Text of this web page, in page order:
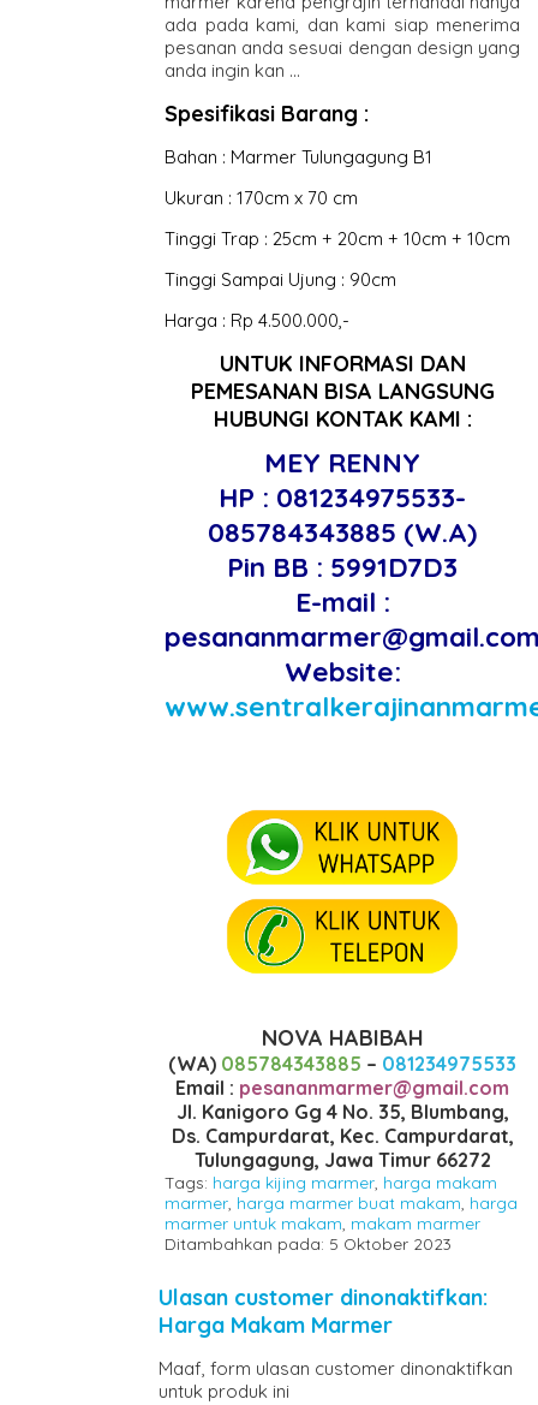
ada pada kami, dan kami siap menerima
pesanan anda sesuai dengan design yang
anda ingin kan …
Spesifikasi Barang :
Bahan : Marmer Tulungagung B1
Ukuran : 170cm x 70 cm
Tinggi Trap : 25cm + 20cm + 10cm + 10cm
Tinggi Sampai Ujung : 90cm
Harga : Rp 4.500.000,-
UNTUK INFORMASI DAN
PEMESANAN BISA LANGSUNG
HUBUNGI KONTAK KAMI :
MEY RENNY
HP : 081234975533-
085784343885 (W.A)
Pin BB : 5991D7D3
E-mail :
Website:
NOVA HABIBAH
(WA) 085784343885 – 081234975533
Email : pesananmarmer@gmail.com
Jl. Kanigoro Gg 4 No. 35, Blumbang,
Ds. Campurdarat, Kec. Campurdarat,
Tulungagung, Jawa Timur 66272
Tags: harga kijing marmer harga makam
marmer harga marmer buat makam harga
marmer untuk makam makam marmer
Ditambahkan pada: 5 Oktober 2023
Ulasan customer dinonaktifkan:
Harga Makam Marmer
Maaf, form ulasan customer dinonaktifkan
untuk produk ini